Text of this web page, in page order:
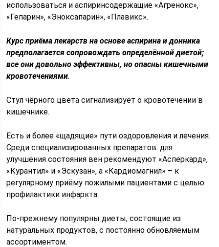
использоваться и аспиринсодержащие «Агренокс»,
«Гепарин», «Эноксапарин», «Плавикс».
Курс приёма лекарств на основе аспирина и донника
предполагается сопровождать определённой диетой;
все они довольно эффективны, но опасны кишечными
кровотечениями.
Стул чёрного цвета сигнализирует о кровотечении в
кишечнике.
Есть и более «щадящие» пути оздоровления и лечения.
Среди специализированных препаратов: для
улучшения состояния вен рекомендуют «Асперкард»,
«Курантил» и «Эскузан», а «Кардиомагнил» – к
регулярному приёму пожилыми пациентами с целью
профилактики инфаркта.
По-прежнему популярны диеты, состоящие из
натуральных продуктов, с постоянно обновляемым
ассортиментом.